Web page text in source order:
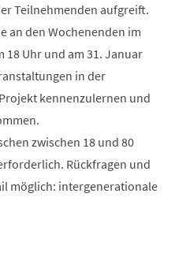
Teilnehmenden aufgreift.
an den Wochenenden im
18 Uhr und am 31. Januar
in der
kennenzulernen und
zwischen 18 und 80
Rückfragen und
möglich: intergenerationale